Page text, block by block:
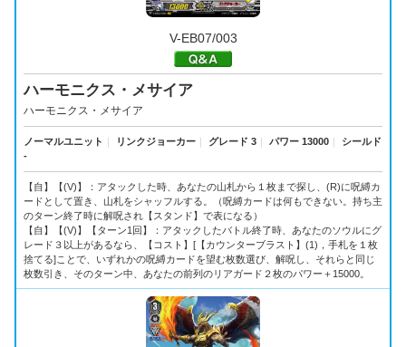
V-EB07/003
ハーモニクス・メサイア
ハーモニクス・メサイア
ノーマルユニット リンクジョーカー グレード 3 パワー 13000
シールド
-
【自】【(V)】：アタックした時、あなたの山札から１枚まで探し、(R)に呪縛カ
ードとして置き、山札をシャッフルする。（呪縛カードは何もできない。持ち主
のターン終了時に解呪され【スタンド】で表になる）
【自】【(V)】【ターン1回】：アタックしたバトル終了時、あなたのソウルにグ
レード３以上があるなら、【コスト】[【カウンターブラスト】(1)，手札を１枚
捨てる]ことで、いずれかの呪縛カードを望む枚数選び、解呪し、それらと同じ
枚数引き、そのターン中、あなたの前列のリアガード２枚のパワー＋15000。